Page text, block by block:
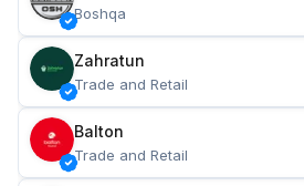
Boshqa
Zahratun
Trade and Retail
Balton
Trade and Retail